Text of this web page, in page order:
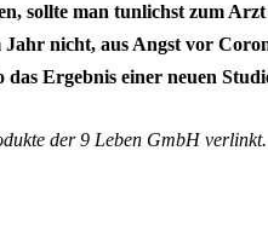
sollte man tunlichst zum Arzt
Jahr nicht, aus Angst vor
Ergebnis einer neuen
der 9 Leben GmbH